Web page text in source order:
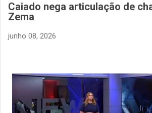
Caiado nega articulação de
Zema
junho 08, 2026